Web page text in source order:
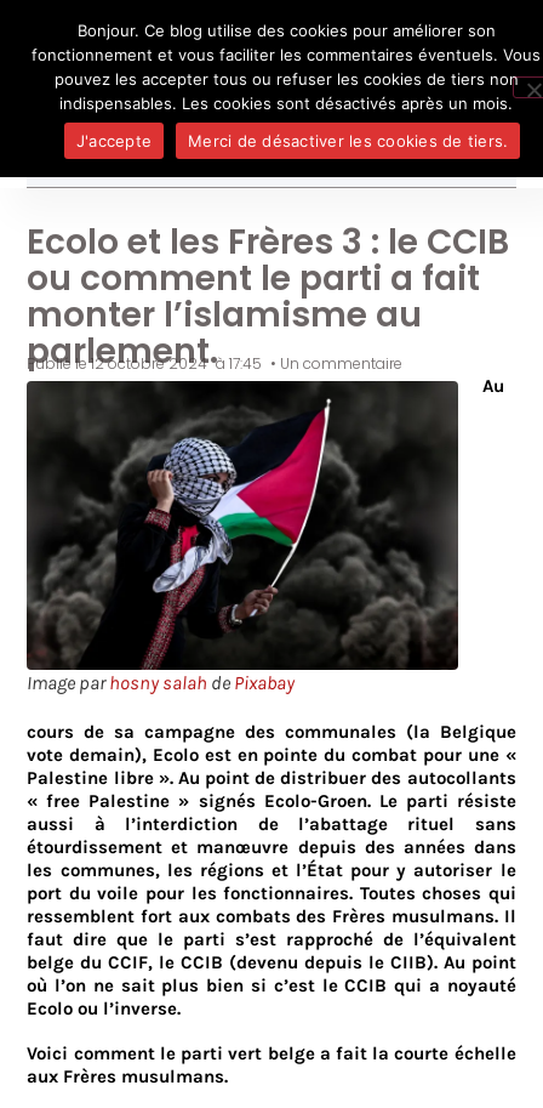
UN BLOG DESEL
Je pense, donc je ne suis personne
Médias
Ecolo et les Frères 3 : le CCIB
ou comment le parti a fait
monter l’islamisme au
parlement.
Publié le12 octobre 2024 à 17:45 • Un commentaire
Image parhosny salah de Pixabay
Au
cours de sa campagne des communales (la Belgique
vote demain), Ecolo est en pointe du combat pour une «
Palestine libre ». Au point de distribuer des autocollants
« free Palestine » signés Ecolo-Groen. Le parti résiste
aussi à l’interdiction de l’abattage rituel sans
étourdissement et manœuvre depuis des années dans
les communes, les régions et l’État pour y autoriser le
port du voile pour les fonctionnaires. Toutes choses qui
ressemblent fort aux combats des Frères musulmans. Il
faut dire que le parti s’est rapproché de l’équivalent
belge du CCIF, le CCIB (devenu depuis le CIIB). Au point
où l’on ne sait plus bien si c’est le CCIB qui a noyauté
Ecolo ou l’inverse.
Voici comment le parti vert belge a fait la courte échelle
aux Frères musulmans.
Bonjour. Ce blog utilise des cookies pour améliorer son
fonctionnement et vous faciliter les commentaires éventuels. Vous
pouvez les accepter tous ou refuser les cookies de tiers non
indispensables. Les cookies sont désactivés après un mois.
J'accepte
Merci de désactiver les cookies de tiers.